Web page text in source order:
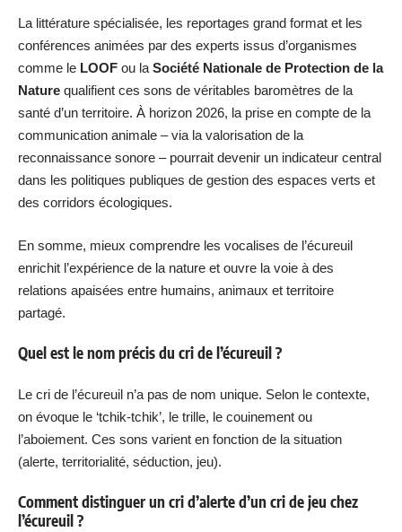
La littérature spécialisée, les reportages grand format et les
conférences animées par des experts issus d’organismes
comme le LOOF ou laSociété Nationale de Protection de la
Nature qualifient ces sons de véritables baromètres de la
santé d’un territoire. À horizon 2026, la prise en compte de la
communication animale – via la valorisation de la
reconnaissance sonore – pourrait devenir un indicateur central
dans les politiques publiques de gestion des espaces verts et
des corridors écologiques.
En somme, mieux comprendre les vocalises de l’écureuil
enrichit l’expérience de la nature et ouvre la voie à des
relations apaisées entre humains, animaux et territoire
partagé.
Quel est le nom précis du cri de l’écureuil ?
Le cri de l’écureuil n’a pas de nom unique. Selon le contexte,
on évoque le ‘tchik-tchik’, le trille, le couinement ou
l’aboiement. Ces sons varient en fonction de la situation
(alerte, territorialité, séduction, jeu).
Comment distinguer un cri d’alerte d’un cri de jeu chez
l’écureuil ?